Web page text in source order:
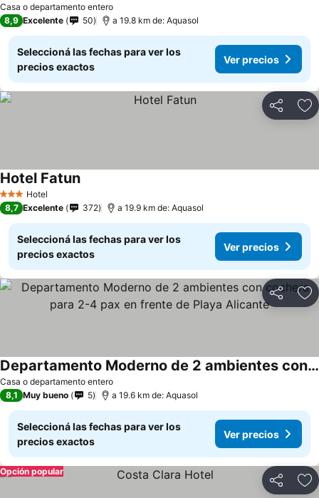
Casa o departamento entero
8,9 Excelente 50 a 19.8 km de: Aquasol
Seleccioná las fechas para ver los
precios exactos
Ver precios
Compartir
3 Estrellas
Hotel
Hotel FatunVer precios
8,7 Excelente 372 a 19.9 km de: Aquasol
Seleccioná las fechas para ver los
precios exactos
Ver precios
Compartir
Casa o departamento entero
Departamento Moderno de 2 ambientes con cochera para 2-4 pax en frente de Playa Alicante
Ver precios
8,1 Muy bueno 5 a 19.6 km de: Aquasol
Seleccioná las fechas para ver los
precios exactos
Ver precios
Compartir
Opción popular